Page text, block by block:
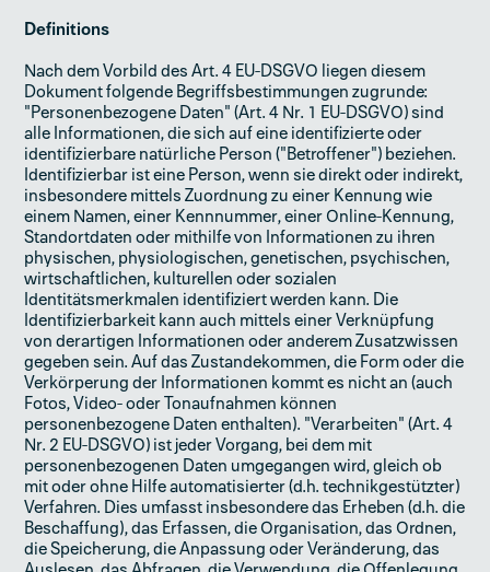
Definitions
Nach dem Vorbild des Art. 4 EU-DSGVO liegen diesem
Dokument folgende Begriffsbestimmungen zugrunde:
"Personenbezogene Daten" (Art. 4 Nr. 1 EU-DSGVO) sind
alle Informationen, die sich auf eine identifizierte oder
identifizierbare natürliche Person ("Betroffener") beziehen.
Identifizierbar ist eine Person, wenn sie direkt oder indirekt,
insbesondere mittels Zuordnung zu einer Kennung wie
einem Namen, einer Kennnummer, einer Online-Kennung,
Standortdaten oder mithilfe von Informationen zu ihren
physischen, physiologischen, genetischen, psychischen,
wirtschaftlichen, kulturellen oder sozialen
Identitätsmerkmalen identifiziert werden kann. Die
Identifizierbarkeit kann auch mittels einer Verknüpfung
von derartigen Informationen oder anderem Zusatzwissen
gegeben sein. Auf das Zustandekommen, die Form oder die
Verkörperung der Informationen kommt es nicht an (auch
Fotos, Video- oder Tonaufnahmen können
personenbezogene Daten enthalten). "Verarbeiten" (Art. 4
Nr. 2 EU-DSGVO) ist jeder Vorgang, bei dem mit
personenbezogenen Daten umgegangen wird, gleich ob
mit oder ohne Hilfe automatisierter (d.h. technikgestützter)
Verfahren. Dies umfasst insbesondere das Erheben (d.h. die
Beschaffung), das Erfassen, die Organisation, das Ordnen,
die Speicherung, die Anpassung oder Veränderung, das